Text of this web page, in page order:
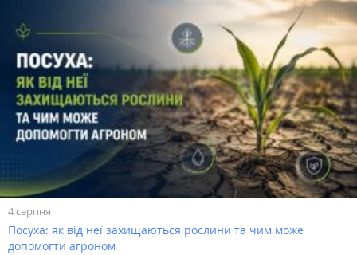
4 серпня
Посуха: як від неї захищаються рослини та чим може
допомогти агроном